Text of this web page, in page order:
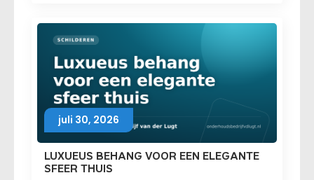
LUXUEUS BEHANG VOOR EEN ELEGANTE
SFEER THUIS
juli 30, 2026